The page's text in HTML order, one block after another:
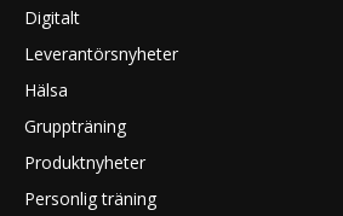
Digitalt
Leverantörsnyheter
Hälsa
Gruppträning
Produktnyheter
Personlig träning